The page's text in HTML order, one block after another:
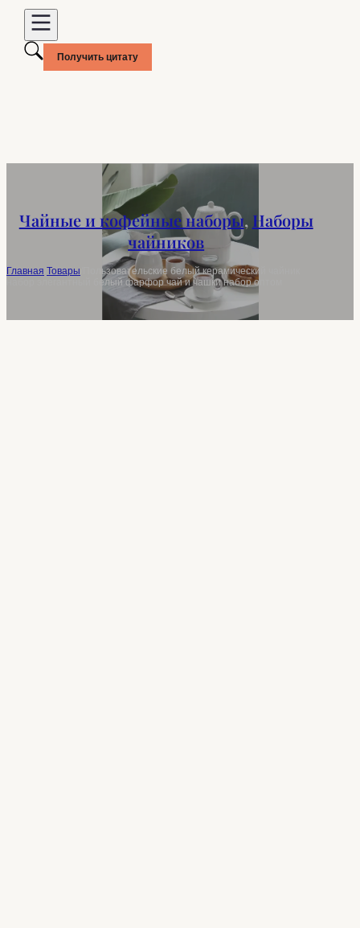
Получить цитату
Чайные и кофейные наборы, Наборы
чайников
Главная Товары
Пользовательские белый керамический чайник
набор элегантный белый фарфор чай и чашки набор оптом